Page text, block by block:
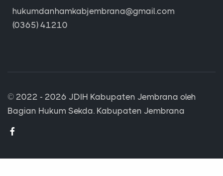
hukumdanhamkabjembrana@gmail.com
(0365) 41210
© 2022 - 2026 JDIH Kabupaten Jembrana oleh
Bagian Hukum Sekda. Kabupaten Jembrana